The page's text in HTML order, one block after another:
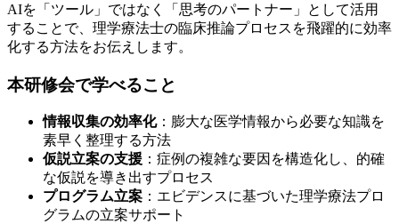
AIを「ツール」ではなく「思考のパートナー」として活用
することで、理学療法士の臨床推論プロセスを飛躍的に効率
化する方法をお伝えします。
本研修会で学べること
情報収集の効率化：膨大な医学情報から必要な知識を
素早く整理する方法
仮説立案の支援 ：症例の複雑な要因を構造化し、的確
な仮説を導き出すプロセス
プログラム立案 ：エビデンスに基づいた理学療法プロ
グラムの立案サポート